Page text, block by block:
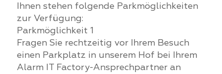
Ihnen stehen folgende Parkmöglichkeiten
zur Verfügung:
Parkmöglichkeit 1
Fragen Sie rechtzeitig vor Ihrem Besuch
einen Parkplatz in unserem Hof bei Ihrem
Alarm IT Factory-Ansprechpartner an